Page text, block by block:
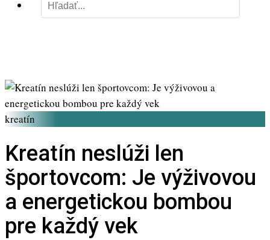
kreatín
Kreatín neslúži len
športovcom: Je výživovou
a energetickou bombou
pre každý vek